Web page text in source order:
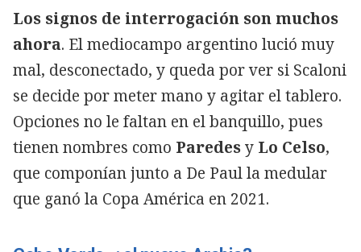
Los signos de interrogación son muchos
ahora. El mediocampo argentino lució muy
mal, desconectado, y queda por ver si Scaloni
se decide por meter mano y agitar el tablero.
Opciones no le faltan en el banquillo, pues
tienen nombres como Paredesy Lo Celso,
que componían junto a De Paul la medular
que ganó la Copa América en 2021.